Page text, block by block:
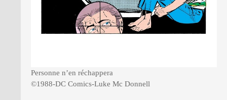
Personne n’en réchappera
©1988-DC Comics-Luke Mc Donnell